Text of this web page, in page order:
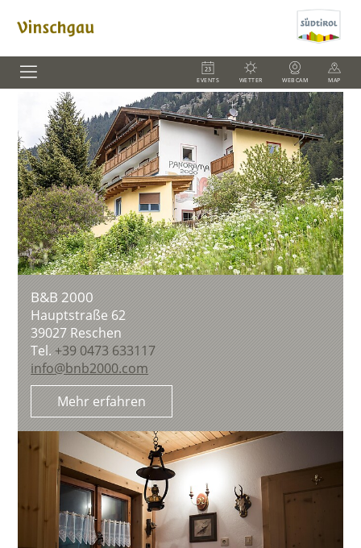
EVENTS WETTER WEBCAM MAP
B&B 2000
Hauptstraße 62
39027 Reschen
Tel.+39 0473 633117
info@bnb2000.com
Mehr erfahren